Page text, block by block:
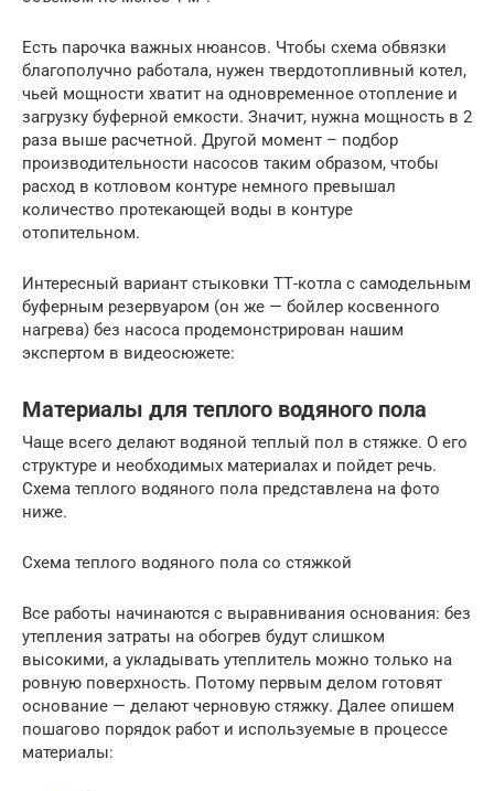
Есть парочка важных нюансов. Чтобы схема обвязки
благополучно работала, нужен твердотопливный котел,
чьей мощности хватит на одновременное отопление и
загрузку буферной емкости. Значит, нужна мощность в 2
раза выше расчетной. Другой момент – подбор
производительности насосов таким образом, чтобы
расход в котловом контуре немного превышал
количество протекающей воды в контуре
отопительном.
Интересный вариант стыковки ТТ-котла с самодельным
буферным резервуаром (он же — бойлер косвенного
нагрева) без насоса продемонстрирован нашим
экспертом в видеосюжете:
Материалы для теплого водяного пола
Чаще всего делают водяной теплый пол в стяжке. О его
структуре и необходимых материалах и пойдет речь.
Схема теплого водяного пола представлена на фото
ниже.
Схема теплого водяного пола со стяжкой
Все работы начинаются с выравнивания основания: без
утепления затраты на обогрев будут слишком
высокими, а укладывать утеплитель можно только на
ровную поверхность. Потому первым делом готовят
основание — делают черновую стяжку. Далее опишем
пошагово порядок работ и используемые в процессе
материалы: